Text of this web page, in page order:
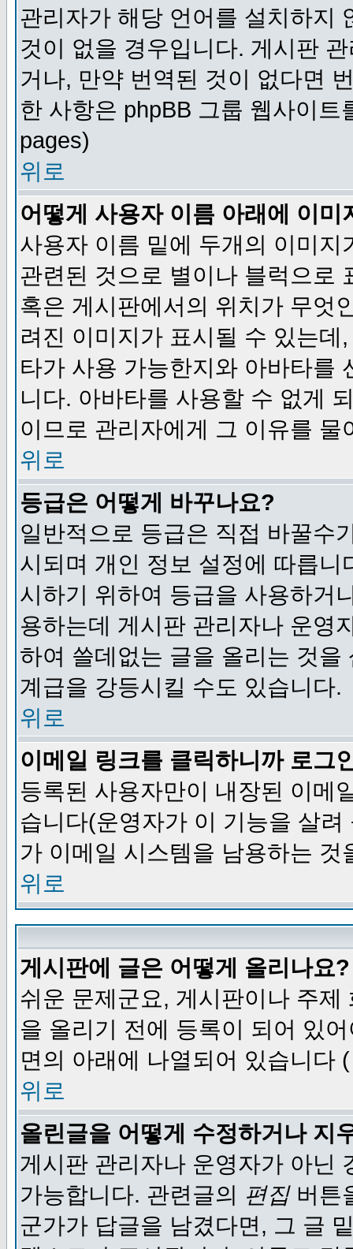
관리자가 해당 언어를 설치하지
것이 없을 경우입니다. 게시판
거나, 만약 번역된 것이 없다면
한 사항은 phpBB 그룹 웹사이
pages)
위로
어떻게 사용자 이름 아래에 이미
사용자 이름 밑에 두개의 이미
관련된 것으로 별이나 블럭으로
혹은 게시판에서의 위치가 무엇
려진 이미지가 표시될 수 있는
타가 사용 가능한지와 아바타를
니다. 아바타를 사용할 수 없게
이므로 관리자에게 그 이유를 물
위로
등급은 어떻게 바꾸나요?
일반적으로 등급은 직접 바꿀수
시되며 개인 정보 설정에 따릅
시하기 위하여 등급을 사용하거
용하는데 게시판 관리자나 운영
하여 쓸데없는 글을 올리는 것
계급을 강등시킬 수도 있습니다.
위로
이메일 링크를 클릭하니까 로그
등록된 사용자만이 내장된 이메
습니다(운영자가 이 기능을 살
가 이메일 시스템을 남용하는 것
위로
게시판에 글은 어떻게 올리나요?
쉬운 문제군요, 게시판이나 주
을 올리기 전에 등록이 되어 있
면의 아래에 나열되어 있습니다 (
위로
올린글을 어떻게 수정하거나 지
게시판 관리자나 운영자가 아닌
가능합니다. 관련글의 편집버튼
군가가 답글을 남겼다면, 그 글